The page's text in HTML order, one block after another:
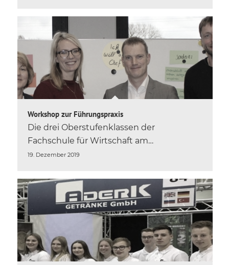
Workshop zur Führungspraxis
Die drei Oberstufenklassen der
Fachschule für Wirtschaft am…
19. Dezember 2019